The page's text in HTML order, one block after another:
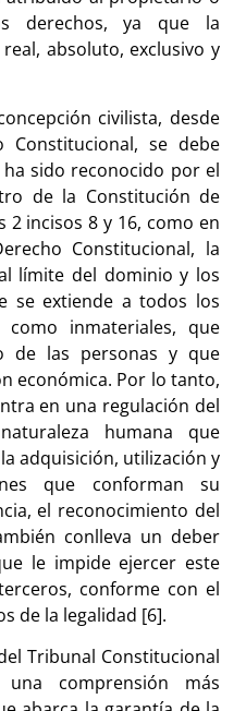
derechos, ya que la
absoluto, exclusivo y
civilista, desde
se debe
sido reconocido por el
de la Constitución de
incisos 8 y 16, como en
Constitucional, la
límite del dominio y los
se extiende a todos los
inmateriales, que
de las personas y que
económica. Por lo tanto,
en una regulación del
humana que
adquisición, utilización y
que conforman su
el reconocimiento del
conlleva un deber
le impide ejercer este
conforme con el
de la legalidad [6].
Tribunal Constitucional
comprensión más